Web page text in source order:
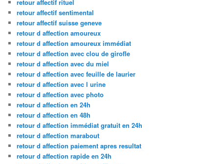
retour affectif rituel
retour affectif sentimental
retour affectif suisse geneve
retour d affection amoureux
retour d affection amoureux immédiat
retour d affection avec clou de girofle
retour d affection avec du miel
retour d affection avec feuille de laurier
retour d affection avec l urine
retour d affection avec photo
retour d affection en 24h
retour d affection en 48h
retour d affection immédiat gratuit en 24h
retour d affection marabout
retour d affection paiement apres resultat
retour d affection rapide en 24h